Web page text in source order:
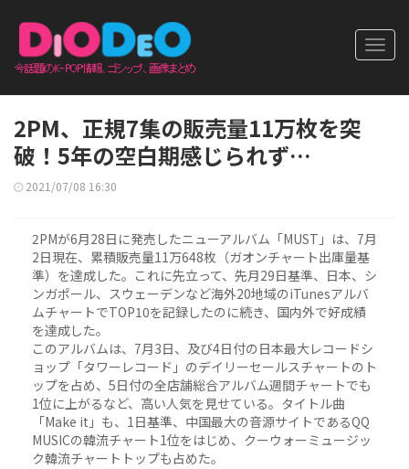
2PM、正規7集の販売量11万枚を突
破！5年の空白期感じられず…
2021/07/08 16:30
2PMが6月28日に発売したニューアルバム「MUST」は、7月
2日現在、累積販売量11万648枚（ガオンチャート出庫量基
準）を達成した。これに先立って、先月29日基準、日本、シ
ンガポール、スウェーデンなど海外20地域のiTunesアルバ
ムチャートでTOP10を記録したのに続き、国内外で好成績
を達成した。
このアルバムは、7月3日、及び4日付の日本最大レコードシ
ョップ「タワーレコード」のデイリーセールスチャートのト
ップを占め、5日付の全店舗総合アルバム週間チャートでも
1位に上がるなど、高い人気を見せている。タイトル曲
「Make it」も、1日基準、中国最大の音源サイトであるQQ
MUSICの韓流チャート1位をはじめ、クーウォーミュージッ
ク韓流チャートトップも占めた。